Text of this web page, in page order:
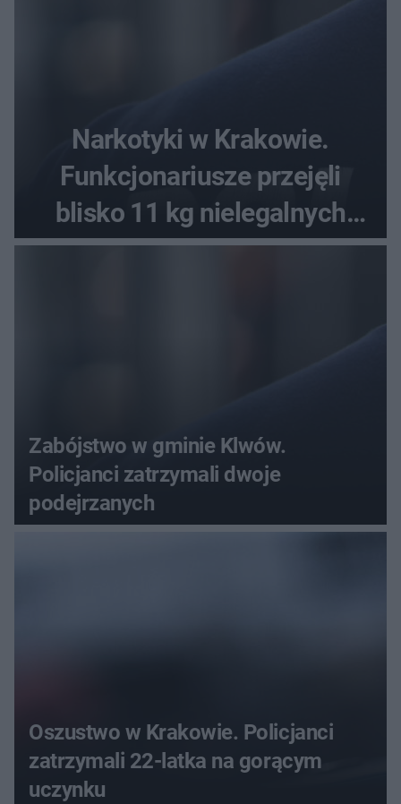
Narkotyki w Krakowie.
Funkcjonariusze przejęli
blisko 11 kg nielegalnych
substancji
Zabójstwo w gminie Klwów.
Policjanci zatrzymali dwoje
podejrzanych
Oszustwo w Krakowie. Policjanci
zatrzymali 22-latka na gorącym
uczynku